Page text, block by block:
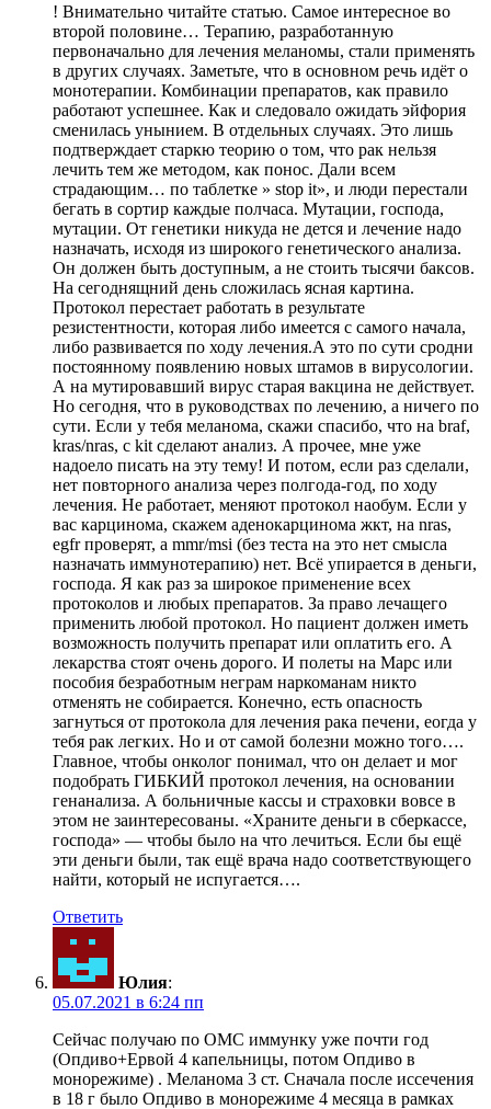
! Внимательно читайте статью. Самое интересное во
второй половине… Терапию, разработанную
первоначально для лечения меланомы, стали применять
в других случаях. Заметьте, что в основном речь идёт о
монотерапии. Комбинации препаратов, как правило
работают успешнее. Как и следовало ожидать эйфория
сменилась унынием. В отдельных случаях. Это лишь
подтверждает старкю теорию о том, что рак нельзя
лечить тем же методом, как понос. Дали всем
страдающим… по таблетке » stop it», и люди перестали
бегать в сортир каждые полчаса. Мутации, господа,
мутации. От генетики никуда не дется и лечение надо
назначать, исходя из широкого генетического анализа.
Он должен быть доступным, а не стоить тысячи баксов.
На сегоднящний день сложилась ясная картина.
Протокол перестает работать в результате
резистентности, которая либо имеется с самого начала,
либо развивается по ходу лечения.А это по сути сродни
постоянному появлению новых штамов в вирусологии.
А на мутировавший вирус старая вакцина не действует.
Но сегодня, что в руководствах по лечению, а ничего по
сути. Если у тебя меланома, скажи спасибо, что на braf,
kras/nras, c kit сделают анализ. А прочее, мне уже
надоело писать на эту тему! И потом, если раз сделали,
нет повторного анализа через полгода-год, по ходу
лечения. Не работает, меняют протокол наобум. Если у
вас карцинома, скажем аденокарцинома жкт, на nras,
egfr проверят, а mmr/msi (без теста на это нет смысла
назначать иммунотерапию) нет. Всё упирается в деньги,
господа. Я как раз за широкое применение всех
протоколов и любых препаратов. За право лечащего
применить любой протокол. Но пациент должен иметь
возможность получить препарат или оплатить его. А
лекарства стоят очень дорого. И полеты на Марс или
пособия безработным неграм наркоманам никто
отменять не собирается. Конечно, есть опасность
загнуться от протокола для лечения рака печени, еогда у
тебя рак легких. Но и от самой болезни можно того….
Главное, чтобы онколог понимал, что он делает и мог
подобрать ГИБКИЙ протокол лечения, на основании
генанализа. А больничные кассы и страховки вовсе в
этом не заинтересованы. «Храните деньги в сберкассе,
господа» — чтобы было на что лечиться. Если бы ещё
эти деньги были, так ещё врача надо соответствующего
найти, который не испугается….
Ответить
Юлия:
05.07.2021 в 6:24 пп
Сейчас получаю по ОМС иммунку уже почти год
(Опдиво+Ервой 4 капельницы, потом Опдиво в
монорежиме) . Меланома 3 ст. Сначала после иссечения
в 18 г было Опдиво в монорежиме 4 месяца в рамках